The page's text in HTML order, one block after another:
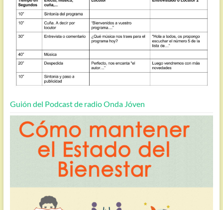
Guión del Podcast de radio Onda Jóven